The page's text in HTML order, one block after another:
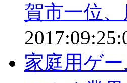
賀市一位
家庭用ゲ